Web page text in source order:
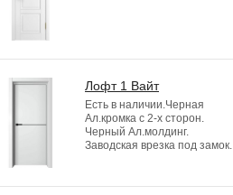
Лофт 1 Вайт
Есть в наличии.Черная
Ал.кромка с 2-х сторон.
Черный Ал.молдинг.
Заводская врезка под замок.